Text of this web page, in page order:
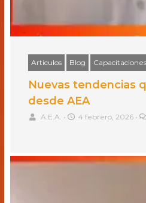
Articulos Blog Capacitaciones
Nuevas tendencias
desde AEA
A.E.A. • 4 febrero, 2026 •